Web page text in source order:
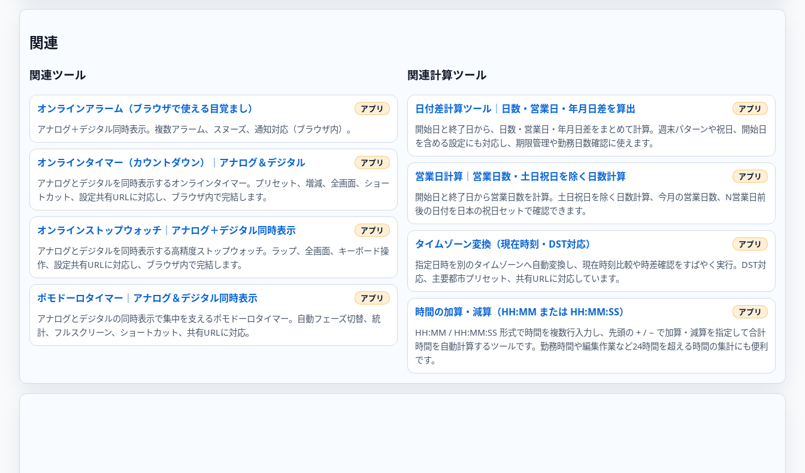
関連
関連ツール
オンラインアラーム（ブラウザで使える目覚まし）
アナログ＋デジタル同時表示。複数アラーム、スヌーズ、通知対応（ブラウザ内）。
オンラインタイマー（カウントダウン）｜アナログ＆デジタル
アナログとデジタルを同時表示するオンラインタイマー。プリセット、増減、全画面、ショー
トカット、設定共有URLに対応し、ブラウザ内で完結します。
オンラインストップウォッチ｜アナログ＋デジタル同時表示
アナログとデジタルを同時表示する高精度ストップウォッチ。ラップ、全画面、キーボード操
作、設定共有URLに対応し、ブラウザ内で完結します。
ポモドーロタイマー｜アナログ＆デジタル同時表示
アナログとデジタルの同時表示で集中を支えるポモドーロタイマー。自動フェーズ切替、統
計、フルスクリーン、ショートカット、共有URLに対応。
関連計算ツール
日付差計算ツール｜日数・営業日・年月日差を算出
開始日と終了日から、日数・営業日・年月日差をまとめて計算。週末パターンや祝日、開始日
を含める設定にも対応し、期限管理や勤務日数確認に使えます。
営業日計算｜営業日数・土日祝日を除く日数計算
開始日と終了日から営業日数を計算。土日祝日を除く日数計算、今月の営業日数、N営業日前
後の日付を日本の祝日セットで確認できます。
タイムゾーン変換（現在時刻・DST対応）
指定日時を別のタイムゾーンへ自動変換し、現在時刻比較や時差確認をすばやく実行。DST対
応、主要都市プリセット、共有URLに対応しています。
時間の加算・減算（HH:MM または HH:MM:SS）
HH:MM / HH:MM:SS 形式で時間を複数行入力し、先頭の + / − で加算・減算を指定して合計
時間を自動計算するツールです。勤務時間や編集作業など24時間を超える時間の集計にも便利
です。